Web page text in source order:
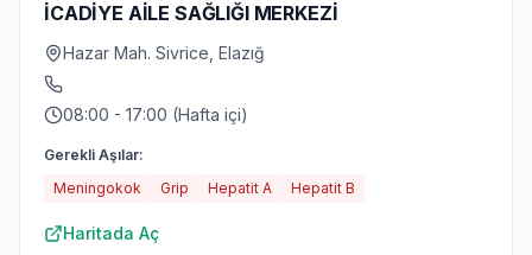
İCADİYE AİLE SAĞLIĞI MERKEZİ
Hazar Mah. Sivrice, Elazığ
08:00 - 17:00 (Hafta içi)
Gerekli Aşılar:
Meningokok
Grip Hepatit A Hepatit B
Haritada Aç